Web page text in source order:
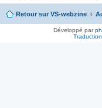
Retour sur VS-webzine
Développé par